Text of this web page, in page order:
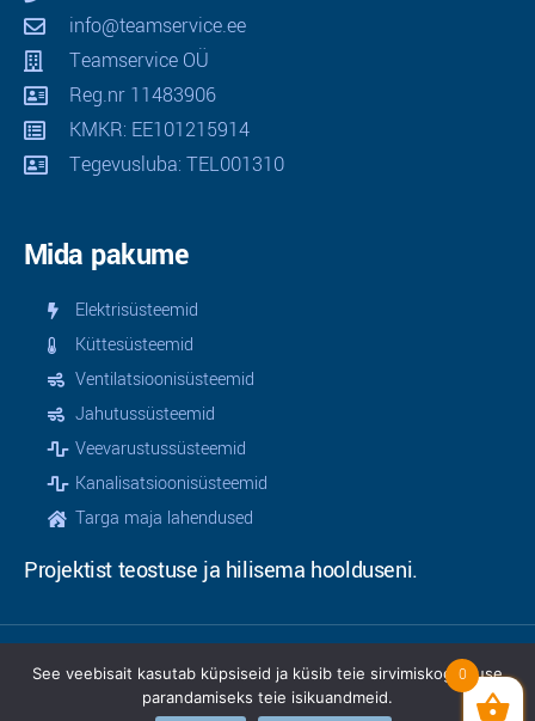
info@teamservice.ee
Teamservice OÜ
Reg.nr 11483906
KMKR: EE101215914
Tegevusluba: TEL001310
Mida pakume
Elektrisüsteemid
Küttesüsteemid
Ventilatsioonisüsteemid
Jahutussüsteemid
Veevarustussüsteemid
Kanalisatsioonisüsteemid
Targa maja lahendused
Projektist teostuse ja hilisema hoolduseni.
© 2025 | Teamservice OÜ | Kõik õigused kaitstud |
Privaatsusinfo|Müügitingimused
0
See veebisait kasutab küpsiseid ja küsib teie sirvimiskogemuse
parandamiseks teie isikuandmeid.